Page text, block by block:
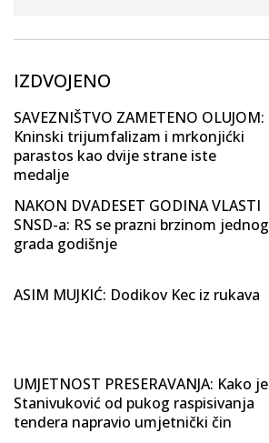
IZDVOJENO
SAVEZNIŠTVO ZAMETENO OLUJOM:
Kninski trijumfalizam i mrkonjićki
parastos kao dvije strane iste
medalje
NAKON DVADESET GODINA VLASTI
SNSD-a: RS se prazni brzinom jednog
grada godišnje
ASIM MUJKIĆ: Dodikov Kec iz rukava
UMJETNOST PRESERAVANJA: Kako je
Stanivuković od pukog raspisivanja
tendera napravio umjetnički čin